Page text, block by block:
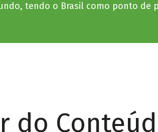
tendo o Brasil como ponto de
do